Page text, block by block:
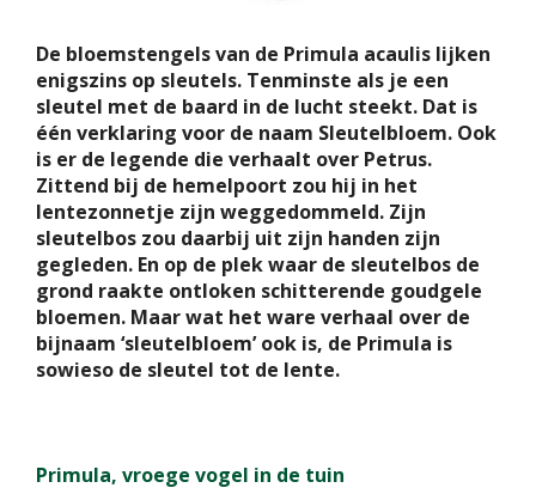
De bloemstengels van de Primula acaulis lijken
enigszins op sleutels. Tenminste als je een
sleutel met de baard in de lucht steekt. Dat is
één verklaring voor de naam Sleutelbloem. Ook
is er de legende die verhaalt over Petrus.
Zittend bij de hemelpoort zou hij in het
lentezonnetje zijn weggedommeld. Zijn
sleutelbos zou daarbij uit zijn handen zijn
gegleden. En op de plek waar de sleutelbos de
grond raakte ontloken schitterende goudgele
bloemen. Maar wat het ware verhaal over de
bijnaam ‘sleutelbloem’ ook is, de Primula is
sowieso de sleutel tot de lente.
Primula, vroege vogel in de tuin